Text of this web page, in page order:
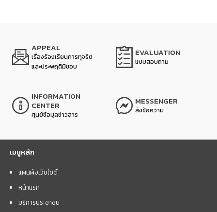
APPEAL
เรื่องร้องเรียนการทุจริต
และประพฤติมิชอบ
EVALUATION
แบบสอบถาม
INFORMATION
CENTER
ศูนย์ข้อมูลข่าวสาร
MESSENGER
ส่งข้อความ
เมนูหลัก
แผนผังเว็บไซต์
หน้าแรก
บริการประชาชน